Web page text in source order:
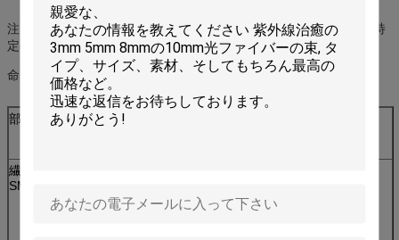
注:OTDRの進水ケーブルはFC-FC、SC-SC、FC-SC ST-ST等のようなある特
定のコネクターによって、加えることができる。
命令する場合のコネクターのタイプへの注意。
部品番号。 記述
繊維ロール
SM10
SC/APC、FC/APC、LC/UPC、LC/APC